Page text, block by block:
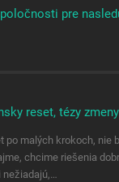
pre
reset, tézy zmeny
po malých krokoch, nie
chcime riešenia
nežiadajú,…